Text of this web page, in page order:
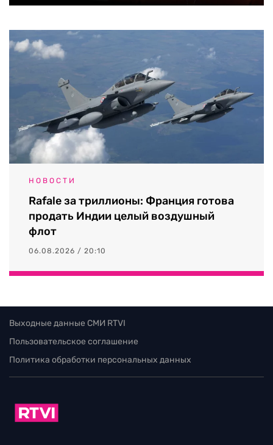
НОВОСТИ
Rafale за триллионы: Франция готова
продать Индии целый воздушный
флот
06.08.2026 / 20:10
Выходные данные СМИ RTVI
Пользовательское соглашение
Политика обработки персональных данных